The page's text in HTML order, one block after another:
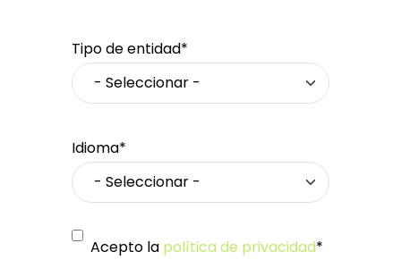
Tipo de entidad*
Idioma*
Acepto la política de privacidad*